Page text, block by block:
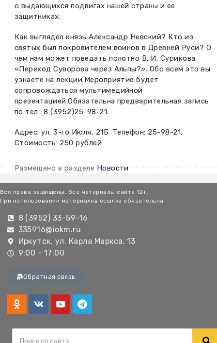
Прейскурант
Партнеры
Дирекция
о выдающихся подвигах нашей страны и ее
защитниках.
Как выглядел князь Александр Невский? Кто из
святых был покровителем воинов в Древней Руси? О
чем нам может поведать полотно В. И. Сурикова
«Переход Суворова через Альпы?». Обо всем это вы
узнаете на лекции.Мероприятие будет
сопровождаться мультимедийной
презентацией.Обязательна предварительная запись
по тел.: 8 (3952)25-98-21.
Адрес: ул. 3-го Июля, 21Б. Телефон: 25-98-21.
Стоимость: 250 рублей
Размещено в разделе Новости
© 2026 Иркутский областной краеведческий музей имени Н.Н.
Все права защищены. Все материалы сайта 12+.
При использовании материалов ссылка обязательна
8 (3952) 33-59-16
335916@iokm.ru
Иркутск, ул. Карла Маркса, 13
9:00 - 17:00
Обратная связь